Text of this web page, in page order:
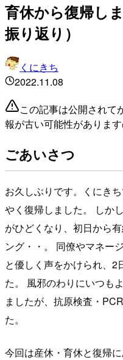
育休から復帰し
振り返り）
くにきち
2022.11.08
この記事は公開されて
報が古い可能性がありま
ごあいさつ
お久しぶりです。くにき
やく復帰しました。 しか
がひどくなり、初日から
ング・・。 同僚やマネー
と優しく声をかけられ、2
た。 風邪のわりにいつも
ましたが、抗原検査・
た。
今回は産休・育休と復帰